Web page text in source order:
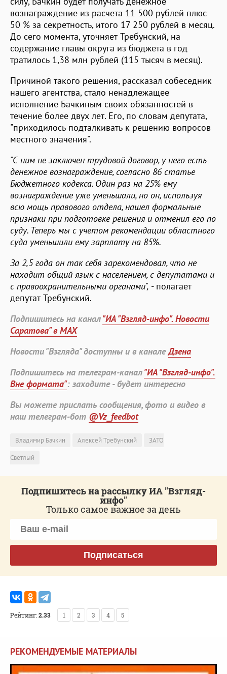
вознаграждение из расчета 11 500 рублей плюс
50 % за секретность, итого 17 250 рублей в месяц.
До сего момента, уточняет Требунский, на
содержание главы округа из бюджета в год
тратилось 1,38 млн рублей (115 тысяч в месяц).
Причиной такого решения, рассказал собеседник
нашего агентства, стало ненадлежащее
исполнение Бачкиным своих обязанностей в
течение более двух лет. Его, по словам депутата,
"приходилось подталкивать к решению вопросов
местного значения".
"С ним не заключен трудовой договор, у него есть
денежное вознаграждение, согласно 86 статье
Бюджетного кодекса. Один раз на 25% ему
вознаграждение уже уменьшали, но он, используя
всю мощь правового отдела, нашел формальные
признаки при подготовке решения и отменил его по
суду. Теперь мы с учетом рекомендации областного
суда уменьшили ему зарплату на 85%.
За 2,5 года он так себя зарекомендовал, что не
находит общий язык с населением, с депутатами и
с правоохранительными органами", - полагает
депутат Требунский.
Подпишитесь на канал"ИА "Взгляд-инфо". Новости
Саратова" в MAX
Новости "Взгляда" доступны и в каналеДзена
Подпишитесь на телеграм-канал"ИА "Взгляд-инфо".
Вне формата": заходите - будет интересно
Вы можете прислать сообщения, фото и видео в
наш телеграм-бот @Vz_feedbot
Владимир Бачкин Алексей Требунский
ЗАТО
Светлый
Подпишитесь на рассылку ИА "Взгляд-
инфо"
Только самое важное за день
Подписаться
Рейтинг:2.33 1 2 3 4 5
РЕКОМЕНДУЕМЫЕ МАТЕРИАЛЫ